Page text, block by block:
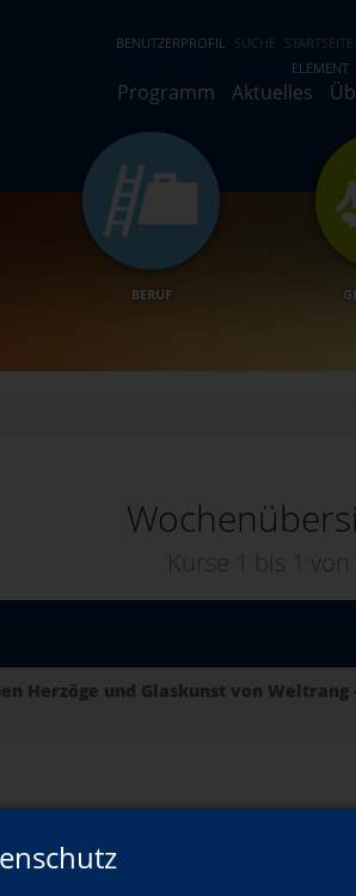
BENUTZERPROFIL SUCHE STARTSEITE
ELEMENT
Programm Aktuelles
BERUF
Kurse 1 bis 1 von
Herzöge und Glaskunst von Weltrang